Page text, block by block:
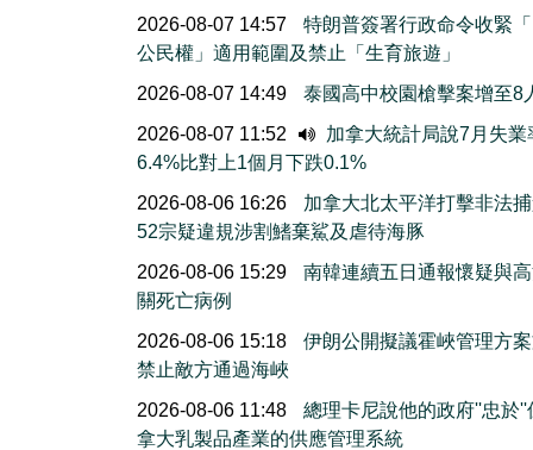
2026-08-07 14:57
特朗普簽署行政命令收緊
公民權」適用範圍及禁止「生育旅遊」
2026-08-07 14:49
泰國高中校園槍擊案增至8
2026-08-07 11:52
加拿大統計局說7月失業
6.4%比對上1個月下跌0.1%
2026-08-06 16:26
加拿大北太平洋打擊非法
52宗疑違規涉割鰭棄鯊及虐待海豚
2026-08-06 15:29
南韓連續五日通報懷疑與
關死亡病例
2026-08-06 15:18
伊朗公開擬議霍峽管理方
禁止敵方通過海峽
2026-08-06 11:48
總理卡尼說他的政府''忠於''
拿大乳製品產業的供應管理系統